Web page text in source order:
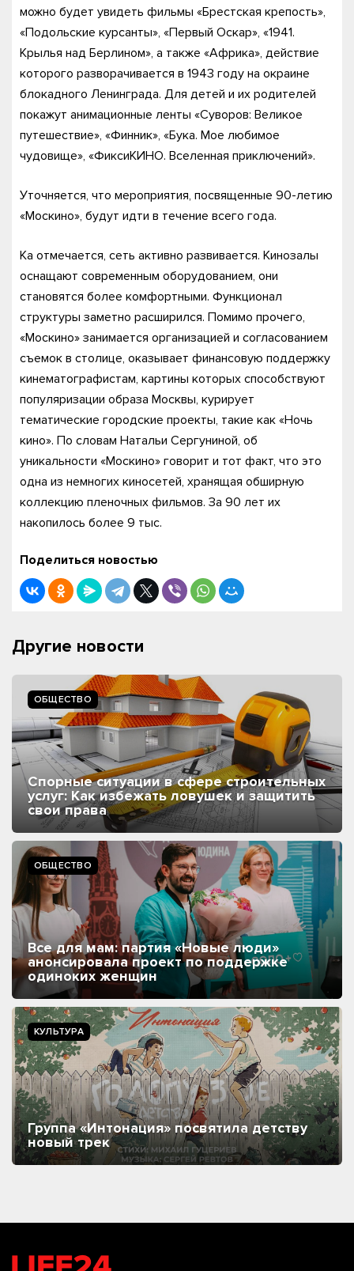
можно будет увидеть фильмы «Брестская крепость»,
«Подольские курсанты», «Первый Оскар», «1941.
Крылья над Берлином», а также «Африка», действие
которого разворачивается в 1943 году на окраине
блокадного Ленинграда. Для детей и их родителей
покажут анимационные ленты «Суворов: Великое
путешествие», «Финник», «Бука. Мое любимое
чудовище», «ФиксиКИНО. Вселенная приключений».
Уточняется, что мероприятия, посвященные 90-летию
«Москино», будут идти в течение всего года.
Ка отмечается, сеть активно развивается. Кинозалы
оснащают современным оборудованием, они
становятся более комфортными. Функционал
структуры заметно расширился. Помимо прочего,
«Москино» занимается организацией и согласованием
съемок в столице, оказывает финансовую поддержку
кинематографистам, картины которых способствуют
популяризации образа Москвы, курирует
тематические городские проекты, такие как «Ночь
кино». По словам Натальи Сергуниной, об
уникальности «Москино» говорит и тот факт, что это
одна из немногих киносетей, хранящая обширную
коллекцию пленочных фильмов. За 90 лет их
накопилось более 9 тыс.
Поделиться новостью
Другие новости
ОБЩЕСТВО
Спорные ситуации в сфере строительных
услуг: Как избежать ловушек и защитить
свои права
ОБЩЕСТВО
Все для мам: партия «Новые люди»
анонсировала проект по поддержке
одиноких женщин
КУЛЬТУРА
Группа «Интонация» посвятила детству
новый трек